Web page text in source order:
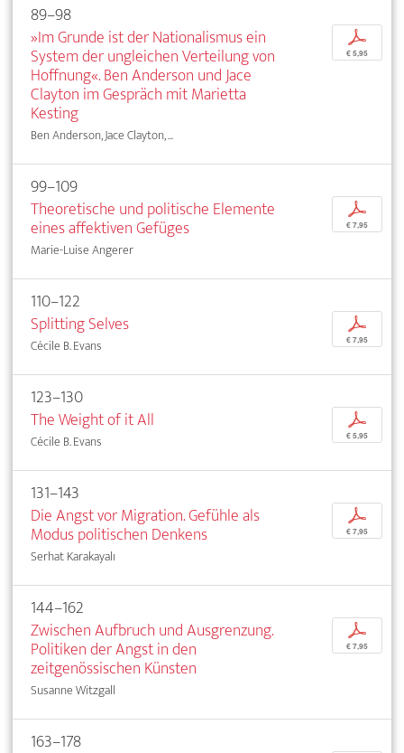
89–98
»Im Grunde ist der Nationalismus ein
System der ungleichen Verteilung von
Hoffnung«. Ben Anderson und Jace
Clayton im Gespräch mit Marietta
Kesting
Ben Anderson, Jace Clayton, ...
p
€ 5,95
99–109
Theoretische und politische Elemente
eines affektiven Gefüges
Marie-Luise Angerer
p
€ 7,95
110–122
Splitting Selves
Cécile B. Evans
p
€ 7,95
123–130
The Weight of it All
Cécile B. Evans
p
€ 5,95
131–143
Die Angst vor Migration. Gefühle als
Modus politischen Denkens
Serhat Karakayalı
p
€ 7,95
144–162
Zwischen Aufbruch und Ausgrenzung.
Politiken der Angst in den
zeitgenössischen Künsten
Susanne Witzgall
p
€ 7,95
163–178